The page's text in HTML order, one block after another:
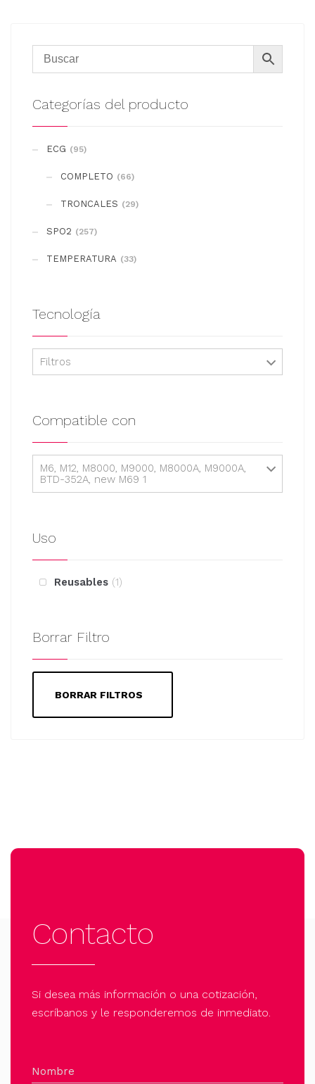
múltiples
Las
pueden
elegir
página
de
Categorías del producto
ECG (95)
COMPLETO (66)
TRONCALES (29)
SPO2 (257)
TEMPERATURA (33)
Tecnología
Filtros
Compatible con
M6, M12, M8000, M9000, M8000A, M9000A,
BTD-352A, new M69 1
Uso
Reusables 1
Borrar Filtro
BORRAR FILTROS
Contacto
Si desea más información o una cotización,
escríbanos y le responderemos de inmediato.
Nombre